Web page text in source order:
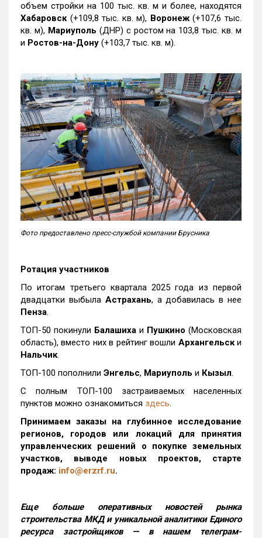
объем стройки на 100 тыс. кв. м и более, находятся
Хабаровск (+109,8 тыс. кв. м), Воронеж(+107,6 тыс.
кв. м), Мариуполь (ДНР) с ростом на 103,8 тыс. кв. м
и Ростов-на-Дону (+103,7 тыс. кв. м).
Фото предоставлено пресс-службой компании Брусника
Ротация участников
По итогам третьего квартала 2025 года из первой
двадцатки выбыла Астрахань, а добавилась в нее
Пенза.
ТОП-50 покинули Балашиха и Пушкино (Московская
область), вместо них в рейтинг вошли Архангельски
Нальчик.
ТОП-100 пополнили Энгельс, Мариуполь и Кызыл.
С полным ТОП-100 застраиваемых населенных
пунктов можно ознакомиться здесь.
Принимаем заказы на глубинное исследование
регионов, городов или локаций для принятия
управленческих решений о покупке земельных
участков, выводе новых проектов, старте
продаж: info@erzrf.ru.
Еще больше оперативных новостей рынка
строительства МКД и уникальной аналитики Единого
ресурса застройщиков — в нашем телеграм-